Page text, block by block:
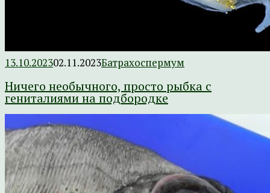
13.10.202302.11.2023Батрахоспермум
Ничего необычного, просто рыбка с
гениталиями на подбородке